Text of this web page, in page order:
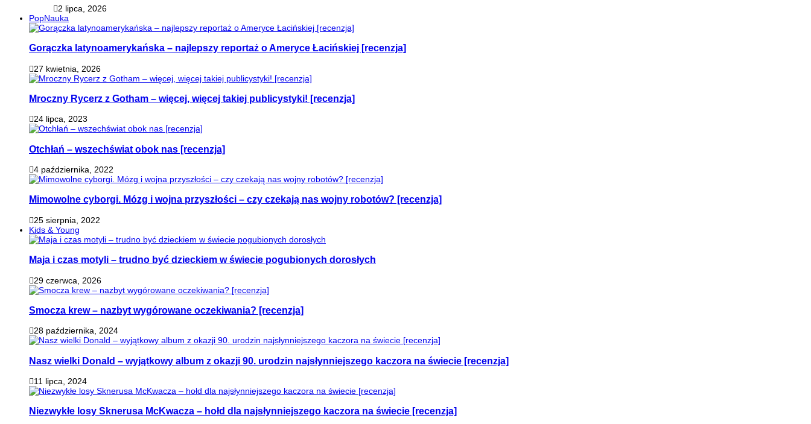
2 lipca, 2026
PopNauka
Gorączka latynoamerykańska – najlepszy reportaż o Ameryce Łacińskiej [recenzja]
27 kwietnia, 2026
Mroczny Rycerz z Gotham – więcej, więcej takiej publicystyki! [recenzja]
24 lipca, 2023
Otchłań – wszechświat obok nas [recenzja]
4 października, 2022
Mimowolne cyborgi. Mózg i wojna przyszłości – czy czekają nas wojny robotów? [recenzja]
25 sierpnia, 2022
Kids & Young
Maja i czas motyli – trudno być dzieckiem w świecie pogubionych dorosłych
29 czerwca, 2026
Smocza krew – nazbyt wygórowane oczekiwania? [recenzja]
28 października, 2024
Nasz wielki Donald – wyjątkowy album z okazji 90. urodzin najsłynniejszego kaczora na świecie [recenzja]
11 lipca, 2024
Niezwykłe losy Sknerusa McKwacza – hołd dla najsłynniejszego kaczora na świecie [recenzja]